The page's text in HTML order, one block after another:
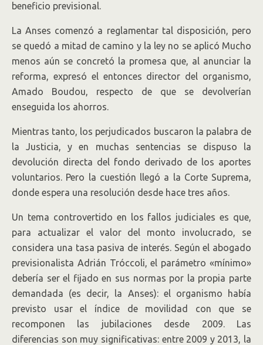
beneficio previsional.
La Anses comenzó a reglamentar tal disposición, pero
se quedó a mitad de camino y la ley no se aplicó Mucho
menos aún se concretó la promesa que, al anunciar la
reforma, expresó el entonces director del organismo,
Amado Boudou, respecto de que se devolverían
enseguida los ahorros.
Mientras tanto, los perjudicados buscaron la palabra de
la Justicia, y en muchas sentencias se dispuso la
devolución directa del fondo derivado de los aportes
voluntarios. Pero la cuestión llegó a la Corte Suprema,
donde espera una resolución desde hace tres años.
Un tema controvertido en los fallos judiciales es que,
para actualizar el valor del monto involucrado, se
considera una tasa pasiva de interés. Según el abogado
previsionalista Adrián Tróccoli, el parámetro «mínimo»
debería ser el fijado en sus normas por la propia parte
demandada (es decir, la Anses): el organismo había
previsto usar el índice de movilidad con que se
recomponen las jubilaciones desde 2009. Las
diferencias son muy significativas: entre 2009 y 2013, la